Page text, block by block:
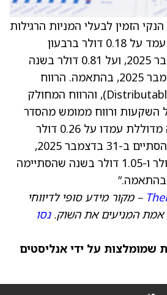
הזמין לבעלי המניות הרגילות
למניה מדוללת רגילה עמד על 0.18 דולר ברבעון
שהסתיים ב-31 בדצמבר 2025, ועל 0.81 דולר בשנה
שהסתיימה ב-31 בדצמבר 2025, בהתאמה. הרווח
המחולק (Distributable Earnings), והרווח המחולק
השקעות ורווח ממומש מהסדר
ליטיגציה למניה רגילה מדוללת עמדו על 0.26 דולר
ו-0.26 דולר ברבעון שהסתיים ב-31 בדצמבר 2025,
בהתאמה, ועל 0.98 דולר ו-1.05 דולר בשנה שהסתיימה
– מקור מידע סופי לדיווחי
אמת המניעים את השוק.נסו
שמומלצות על ידי אנליסטים